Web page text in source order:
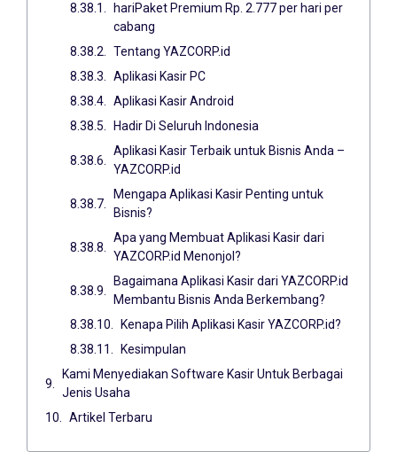
hariPaket Premium Rp. 2.777 per hari per
cabang
Tentang YAZCORP.id
Aplikasi Kasir PC
Aplikasi Kasir Android
Hadir Di Seluruh Indonesia
Aplikasi Kasir Terbaik untuk Bisnis Anda –
YAZCORP.id
Mengapa Aplikasi Kasir Penting untuk
Bisnis?
Apa yang Membuat Aplikasi Kasir dari
YAZCORP.id Menonjol?
Bagaimana Aplikasi Kasir dari YAZCORP.id
Membantu Bisnis Anda Berkembang?
Kenapa Pilih Aplikasi Kasir YAZCORP.id?
Kesimpulan
Kami Menyediakan Software Kasir Untuk Berbagai
Jenis Usaha
Artikel Terbaru